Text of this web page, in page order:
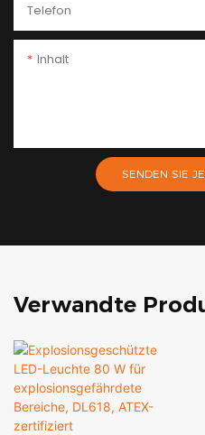
Telefon
Inhalt
SENDEN SIE
Verwandte